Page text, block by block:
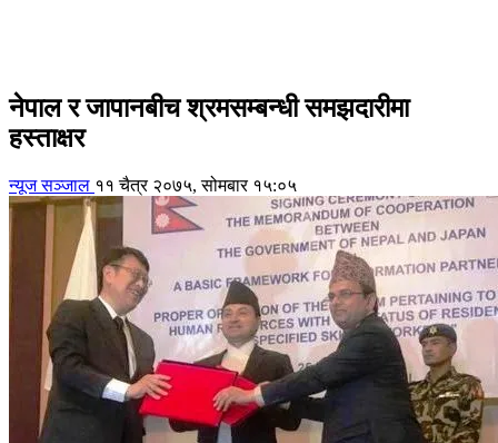
नेपाल र जापानबीच श्रमसम्बन्धी समझदारीमा
हस्ताक्षर
न्यूज सञ्जाल ११ चैत्र २०७५, सोमबार १५:०५